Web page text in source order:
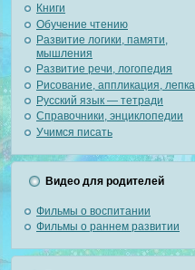
Книги
Обучение чтению
Развитие логики, памяти,
мышления
Развитие речи, логопедия
Рисование, аппликация, лепка
Русский язык — тетради
Справочники, энциклопедии
Учимся писать
Видео для родителей
Фильмы о воспитании
Фильмы о раннем развитии